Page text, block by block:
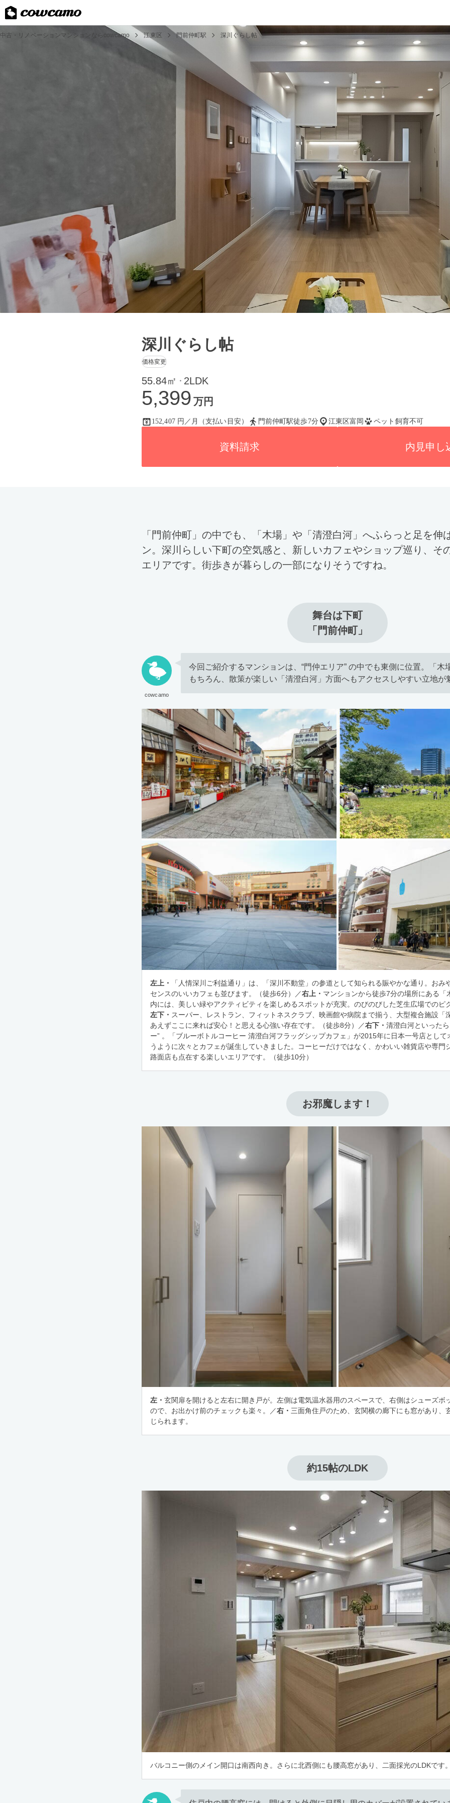
中古・リノベーションマンションならcowcamo 江東区 門前仲町駅 深川ぐらし帖
深川ぐらし帖
価格変更
55.84㎡ ・ 2LDK
5,399 万円
152,407 円／月（支払い目安） 門前仲町駅徒歩7分 江東区富岡 ペット飼育不可
資料請求 内見申し
「門前仲町」の中でも、「木場」や「清澄白河」へふらっと足を伸
ン。深川らしい下町の空気感と、新しいカフェやショップ巡り、そ
エリアです。街歩きが暮らしの一部になりそうですね。
舞台は下町
「門前仲町」
cowcamo
今回ご紹介するマンションは、“門仲エリア” の中でも東側に位置。「木
もちろん、散策が楽しい「清澄白河」方面へもアクセスしやすい立地
左上・
「人情深川ご利益通り」は、「深川不動堂」の参道として知られる賑やかな通り。おみ
センスのいいカフェも並びます。（徒歩6分）／右上・ マンションから徒歩7分の場所にある「
内には、美しい緑やアクティビティを楽しめるスポットが充実。のびのびした芝生広場でのピ
左下・ スーパー、レストラン、フィットネスクラブ、映画館や病院まで揃う、大型複合施設「
あえずここに来れば安心！と思える心強い存在です。（徒歩8分）／右下・ 清澄白河といった
ー” 。「ブルーボトルコーヒー 清澄白河フラッグシップカフェ」が2015年に日本一号店とし
うように次々とカフェが誕生していきました。コーヒーだけではなく、かわいい雑貨店や専門
路面店も点在する楽しいエリアです。（徒歩10分）
お邪魔します！
左・ 玄関扉を開けると左右に開き戸が。左側は電気温水器用のスペースで、右側はシューズボ
ので、お出かけ前のチェックも楽々。／右・ 三面角住戸のため、玄関横の廊下にも窓があり、
じられます。
約15帖のLDK
バルコニー側のメイン開口は南西向き。さらに北西側にも腰高窓があり、二面採光のLDKです